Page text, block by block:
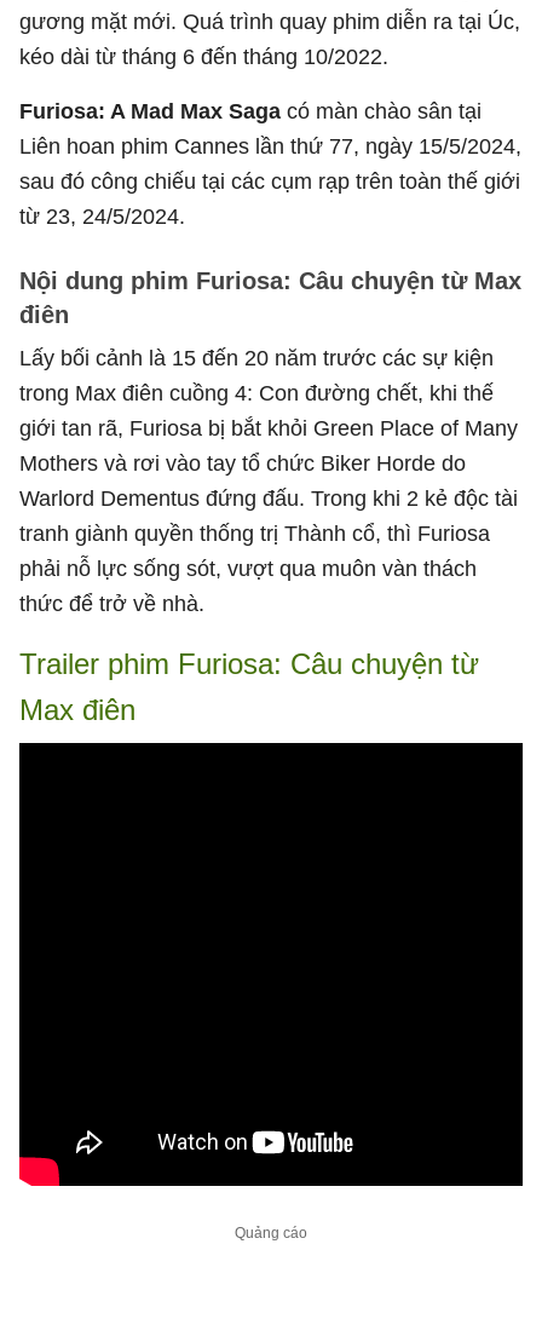
gương mặt mới. Quá trình quay phim diễn ra tại Úc,
kéo dài từ tháng 6 đến tháng 10/2022.
Furiosa: A Mad Max Saga có màn chào sân tại
Liên hoan phim Cannes lần thứ 77, ngày 15/5/2024,
sau đó công chiếu tại các cụm rạp trên toàn thế giới
từ 23, 24/5/2024.
Nội dung phim Furiosa: Câu chuyện từ Max
điên
Lấy bối cảnh là 15 đến 20 năm trước các sự kiện
trong Max điên cuồng 4: Con đường chết, khi thế
giới tan rã, Furiosa bị bắt khỏi Green Place of Many
Mothers và rơi vào tay tổ chức Biker Horde do
Warlord Dementus đứng đấu. Trong khi 2 kẻ độc tài
tranh giành quyền thống trị Thành cổ, thì Furiosa
phải nỗ lực sống sót, vượt qua muôn vàn thách
thức để trở về nhà.
Trailer phim Furiosa: Câu chuyện từ
Max điên